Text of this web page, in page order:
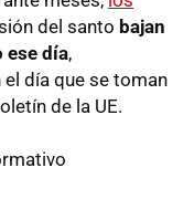
del santo bajan
ese día,
día que se toman
de la UE.